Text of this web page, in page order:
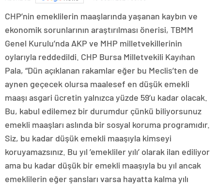
CHP’nin emeklilerin maaşlarında yaşanan kaybın ve
ekonomik sorunlarının araştırılması önerisi, TBMM
Genel Kurulu’nda AKP ve MHP milletvekillerinin
oylarıyla reddedildi. CHP Bursa Milletvekili Kayıhan
Pala, “Dün açıklanan rakamlar eğer bu Meclis’ten de
aynen geçecek olursa maalesef en düşük emekli
maaşı asgari ücretin yalnızca yüzde 59’u kadar olacak.
Bu, kabul edilemez bir durumdur çünkü biliyorsunuz
emekli maaşları aslında bir sosyal koruma programıdır.
Siz, bu kadar düşük emekli maaşıyla kimseyi
koruyamazsınız. Bu yıl ’emekliler yılı’ olarak ilan ediliyor
ama bu kadar düşük bir emekli maaşıyla bu yıl ancak
emeklilerin eğer şansları varsa hayatta kalma yılı